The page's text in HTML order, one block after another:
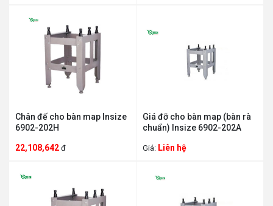
Chân đế cho bàn map Insize
6902-202H
22,108,642 đ
Giá đỡ cho bàn map (bàn rà
chuẩn) Insize 6902-202A
Giá: Liên hệ